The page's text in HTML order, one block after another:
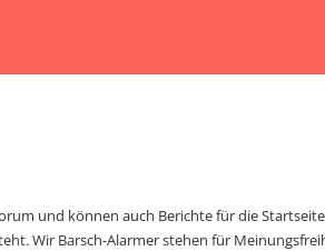
und können auch Berichte für die
Wir Barsch-Alarmer stehen für